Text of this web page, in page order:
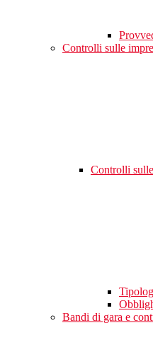
Controlli sulle
Controlli
Bandi di gara e